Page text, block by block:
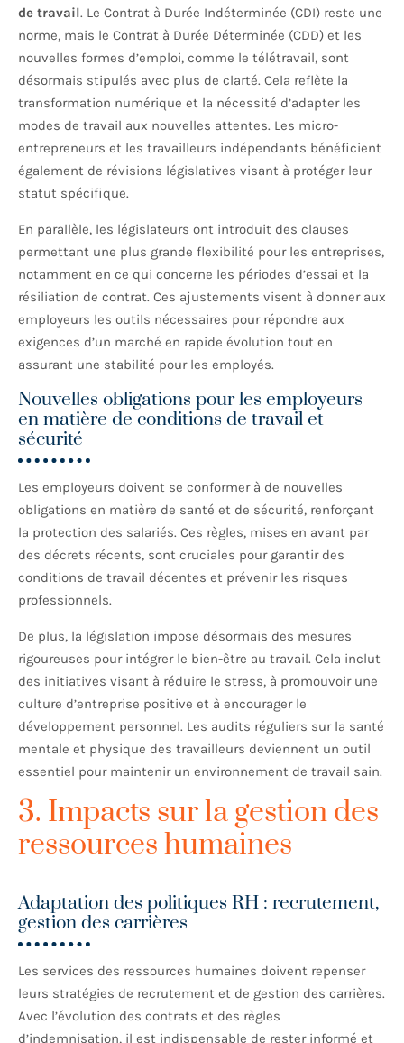
de travail. Le Contrat à Durée Indéterminée (CDI) reste une
norme, mais le Contrat à Durée Déterminée (CDD) et les
nouvelles formes d’emploi, comme le télétravail, sont
désormais stipulés avec plus de clarté. Cela reflète la
transformation numérique et la nécessité d’adapter les
modes de travail aux nouvelles attentes. Les micro-
entrepreneurs et les travailleurs indépendants bénéficient
également de révisions législatives visant à protéger leur
statut spécifique.
En parallèle, les législateurs ont introduit des clauses
permettant une plus grande flexibilité pour les entreprises,
notamment en ce qui concerne les périodes d’essai et la
résiliation de contrat. Ces ajustements visent à donner aux
employeurs les outils nécessaires pour répondre aux
exigences d’un marché en rapide évolution tout en
assurant une stabilité pour les employés.
Nouvelles obligations pour les employeurs
en matière de conditions de travail et
sécurité
Les employeurs doivent se conformer à de nouvelles
obligations en matière de santé et de sécurité, renforçant
la protection des salariés. Ces règles, mises en avant par
des décrets récents, sont cruciales pour garantir des
conditions de travail décentes et prévenir les risques
professionnels.
De plus, la législation impose désormais des mesures
rigoureuses pour intégrer le bien-être au travail. Cela inclut
des initiatives visant à réduire le stress, à promouvoir une
culture d’entreprise positive et à encourager le
développement personnel. Les audits réguliers sur la santé
mentale et physique des travailleurs deviennent un outil
essentiel pour maintenir un environnement de travail sain.
3. Impacts sur la gestion des
ressources humaines
Adaptation des politiques RH : recrutement,
gestion des carrières
Les services des ressources humaines doivent repenser
leurs stratégies de recrutement et de gestion des carrières.
Avec l’évolution des contrats et des règles
d’indemnisation, il est indispensable de rester informé et